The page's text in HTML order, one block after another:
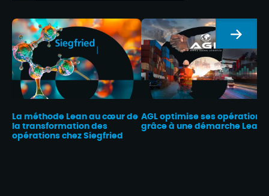
La méthode Lean au cœur de
la transformation des
opérations chez Siegfried
AGL optimise ses opérations
grâce à une démarche Lean